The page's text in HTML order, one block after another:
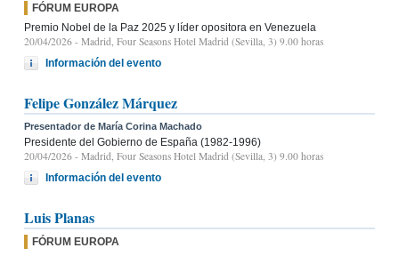
FÓRUM EUROPA
Premio Nobel de la Paz 2025 y líder opositora en Venezuela
20/04/2026 - Madrid, Four Seasons Hotel Madrid (Sevilla, 3) 9.00 horas
Información del evento
Felipe González Márquez
Presentador de María Corina Machado
Presidente del Gobierno de España (1982-1996)
20/04/2026 - Madrid, Four Seasons Hotel Madrid (Sevilla, 3) 9.00 horas
Información del evento
Luis Planas
FÓRUM EUROPA